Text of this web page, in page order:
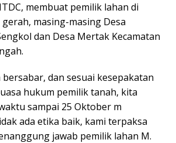
membuat pemilik lahan di
masing-masing Desa
dan Desa Mertak Kecamatan
bersabar, dan sesuai kesepakatan
hukum pemilik tanah, kita
sampai 25 Oktober m
ada etika baik, kami terpaksa
jawab pemilik lahan M.